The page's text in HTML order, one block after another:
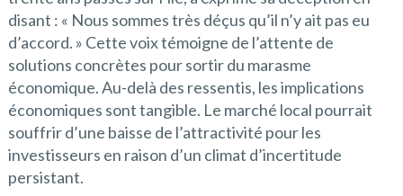
disant : « Nous sommes très déçus qu’il n’y ait pas eu
d’accord. » Cette voix témoigne de l’attente de
solutions concrètes pour sortir du marasme
économique. Au-delà des ressentis, les implications
économiques sont tangible. Le marché local pourrait
souffrir d’une baisse de l’attractivité pour les
investisseurs en raison d’un climat d’incertitude
persistant.